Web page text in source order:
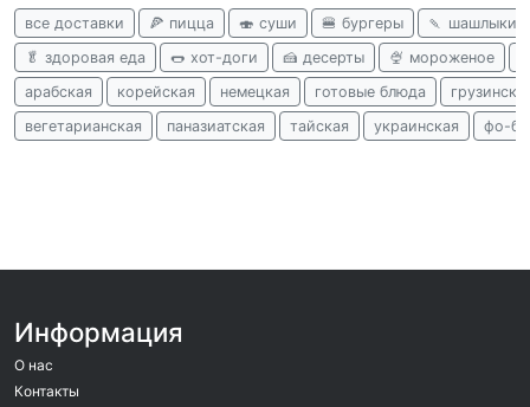
все доставки 🍕 пицца 🍣 суши 🍔 бургеры
🍡 шашлыки
🥬 здоровая еда
🌭 хот-доги 🍰 десерты 🍨 мороженое
арабская
корейская немецкая готовые блюда
вегетарианская
паназиатская тайская украинская фо-бо
Информация
О нас
Контакты